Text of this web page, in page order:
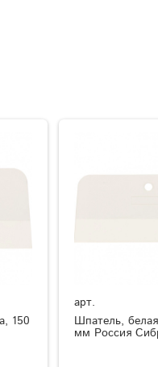
150
арт.
Шпатель,
мм Россия